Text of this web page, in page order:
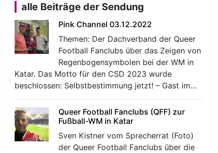
alle Beiträge der Sendung
Pink Channel 03.12.2022
Themen: Der Dachverband der Queer
Football Fanclubs über das Zeigen von
Regenbogensymbolen bei der WM in
Katar. Das Motto für den CSD 2023 wurde
beschlossen: Selbstbestimmung jetzt! – Gast im…
Queer Football Fanclubs (QFF) zur
Fußball-WM in Katar
Sven Kistner vom Sprecherrat (Foto)
der Queer Football Fanclubs über die